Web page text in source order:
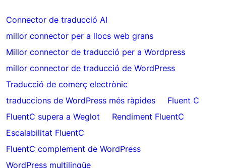
Connector de traducció AI
millor connector per a llocs web grans
Millor connector de traducció per a Wordpress
millor connector de traducció de WordPress
Traducció de comerç electrònic
traduccions de WordPress més ràpides
Fluent C
FluentC supera a Weglot
Rendiment FluentC
Escalabilitat FluentC
FluentC complement de WordPress
WordPress multilingüe